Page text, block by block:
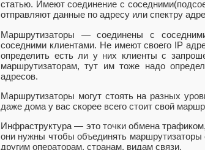
статью. Имеют соединение с
отправляют данные по адресу или спектру
Маршрутизаторы — соединены с
соседними клиентами. Не имеют своего IP
определить есть ли у них клиенты с
маршрутизаторам, тут им тоже надо
адресов.
Маршрутизаторы могут стоять на разных
даже дома у вас скорее всего стоит свой
Инфраструктура — это точки обмена
они нужны чтобы объединять
другим операторам, странам, видам связи.